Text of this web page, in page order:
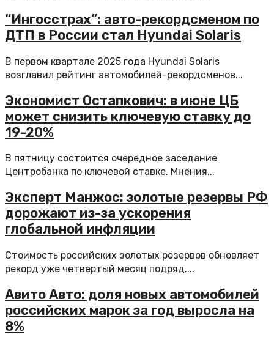
“Ингосстрах”: авто-рекордсменом по
ДТП в России стал Hyundai Solaris
В первом квартале 2025 года Hyundai Solaris
возглавил рейтинг автомобилей-рекордсменов...
Экономист Остапкович: в июне ЦБ
может снизить ключевую ставку до
19-20%
В пятницу состоится очередное заседание
Центробанка по ключевой ставке. Мнения...
Эксперт Манжос: золотые резервы РФ
дорожают из-за ускорения
глобальной инфляции
Стоимость российских золотых резервов обновляет
рекорд уже четвертый месяц подряд....
Авито Авто: доля новых автомобилей
российских марок за год выросла на
8%